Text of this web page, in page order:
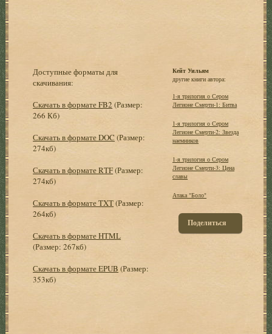
Доступные форматы для
скачивания:
Скачать в формате FB2 (Размер:
266 Кб)
Скачать в формате DOC (Размер:
274кб)
Скачать в формате RTF(Размер:
274кб)
Скачать в формате TXT(Размер:
264кб)
Скачать в формате HTML
(Размер: 267кб)
Скачать в формате EPUB (Размер:
353кб)
Кейт Уильям
другие книги автора:
1-я трилогия о Сером
Легионе Смерти-1: Битва
1-я трилогия о Сером
Легионе Смерти-2: Звезда
наемников
1-я трилогия о Сером
Легионе Смерти-3: Цена
славы
Атака "Боло"
Поделиться